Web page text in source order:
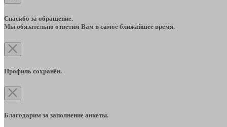
Спасибо за обращение.
Мы обязательно ответим Вам в самое ближайшее время.
Профиль сохранён.
Благодарим за заполнение анкеты.